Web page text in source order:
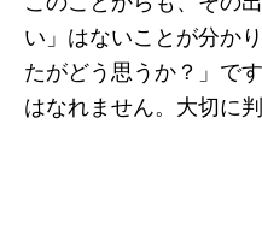
い」はないことが分か
たがどう思うか？」で
はなれません。大切に